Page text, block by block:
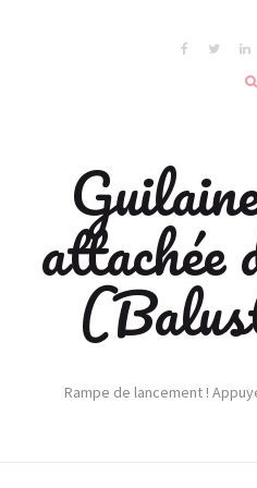
attachée
Rampe de lancement !